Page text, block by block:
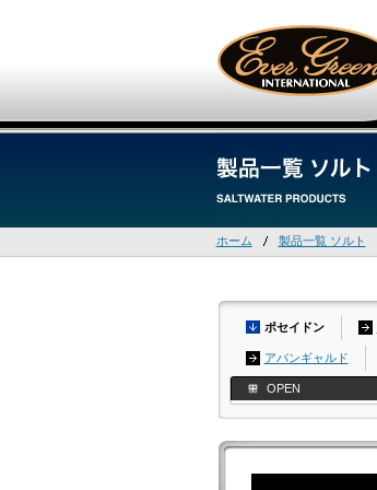
ホーム 製品一覧 ソルト
ポセイドン
アバンギャルド
OPEN